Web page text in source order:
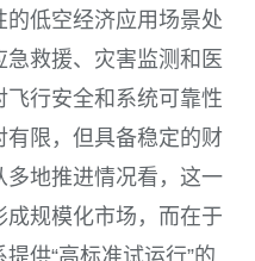
低空经济应用场景处
救援、灾害监测和医
行安全和系统可靠性
限，但具备稳定的财
地推进情况看，这一
规模化市场，而在于
供“高标准试运行”的